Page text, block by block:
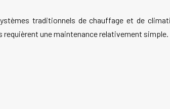
traditionnels de chauffage et de
une maintenance relativement simple.